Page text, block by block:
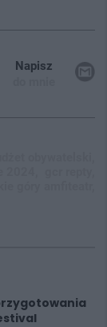
Napisz